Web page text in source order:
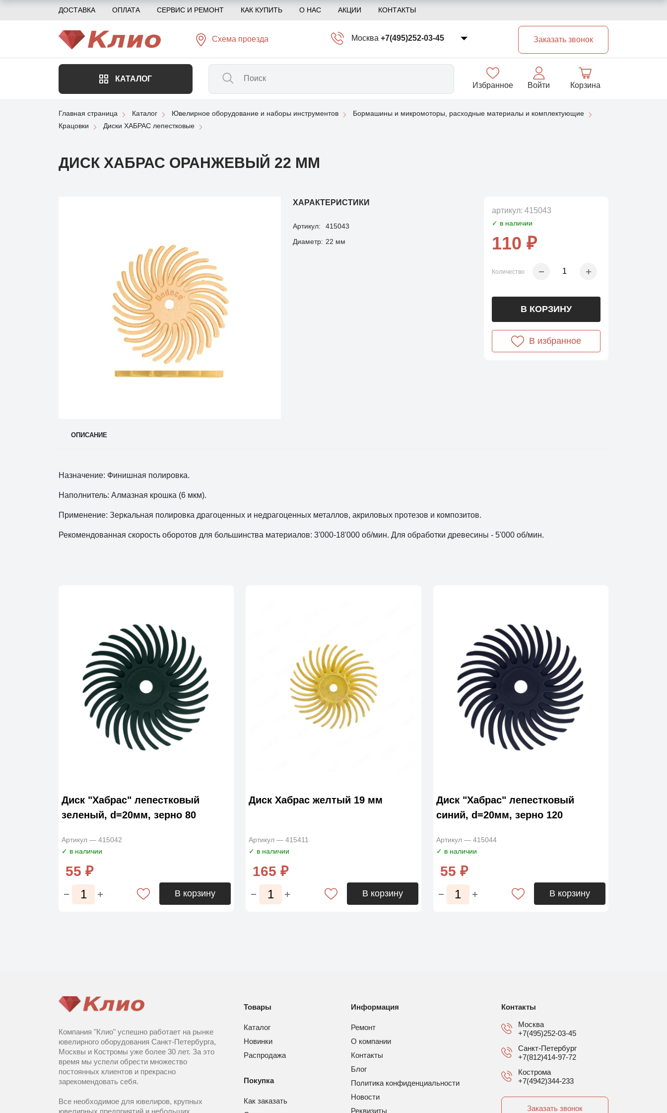
ДОСТАВКА ОПЛАТА СЕРВИС И РЕМОНТ КАК КУПИТЬ О НАС АКЦИИ КОНТАКТЫ
Схема проезда Москва +7(495)252-03-45
Заказать звонок
КАТАЛОГ
Избранное Войти Корзина
Главная страница Каталог Ювелирное оборудование и наборы инструментов
Бормашины и микромоторы, расходные материалы и комплектующие
Крацовки
Диски ХАБРАС лепестковые
ДИСК ХАБРАС ОРАНЖЕВЫЙ 22 ММ
ХАРАКТЕРИСТИКИ
Артикул:
415043
Диаметр: 22 мм
артикул: 415043
✓ в наличии
110 ₽
Количество
В КОРЗИНУ
В избранное
ОПИСАНИЕ
Назначение: Финишная полировка.
Наполнитель: Алмазная крошка (6 мкм).
Применение: Зеркальная полировка драгоценных и недрагоценных металлов, акриловых протезов и композитов.
Рекомендованная скорость оборотов для большинства материалов: 3'000-18'000 об/мин. Для обработки древесины - 5'000 об/мин.
Диск "Хабрас" лепестковый
зеленый, d=20мм, зерно 80
Артикул — 415042
✓ в наличии
55 ₽
В корзину
Диск Хабрас желтый 19 мм
Артикул — 415411
✓ в наличии
165 ₽
В корзину
Диск "Хабрас" лепестковый
синий, d=20мм, зерно 120
Артикул — 415044
✓ в наличии
55 ₽
В корзину
Компания "Клио" успешно работает на рынке
ювелирного оборудования Санкт-Петербурга,
Москвы и Костромы уже более 30 лет. За это
время мы успели обрести множество
постоянных клиентов и прекрасно
зарекомендовать себя.
Все необходимое для ювелиров, крупных
Товары
Каталог
Новинки
Распродажа
Покупка
Как заказать
Информация
Ремонт
О компании
Контакты
Блог
Политика конфиденциальности
Новости
Реквизиты
Контакты
Москва
+7(495)252-03-45
Санкт-Петербург
+7(812)414-97-72
Кострома
+7(4942)344-233
Заказать звонок